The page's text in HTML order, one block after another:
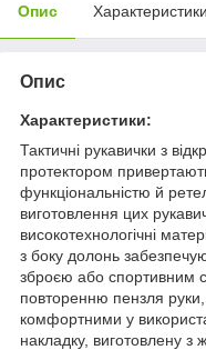
Опис Характеристики
Опис
Характеристики:
Тактичні рукавички з
протектором
функціональністю й
виготовлення цих
високотехнологічні
з боку долонь
зброєю або спортивним
повторенню пензля руки,
комфортними у
накладку, виготовлену з